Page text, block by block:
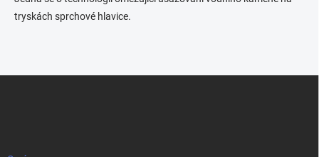
tryskách sprchové hlavice.